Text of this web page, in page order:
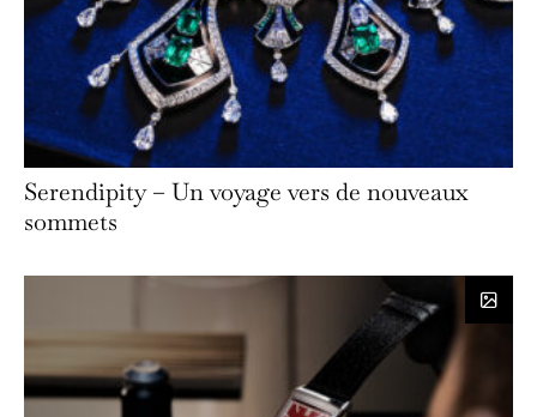
Serendipity – Un voyage vers de nouveaux
sommets